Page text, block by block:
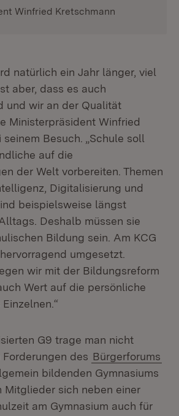
Winfried Kretschmann
natürlich ein Jahr länger, viel
aber, dass es auch
und wir an der Qualität
Ministerpräsident Winfried
Besuch. „Schule soll
auf die
der Welt vorbereiten. Themen
Digitalisierung und
beispielsweise längst
Deshalb müssen sie
Bildung sein. Am KCG
umgesetzt.
wir mit der Bildungsreform
Wert auf die persönliche
G9 trage man nicht
des Bürgerforums
bildenden Gymnasiums
Mitglieder sich neben einer
am Gymnasium auch für